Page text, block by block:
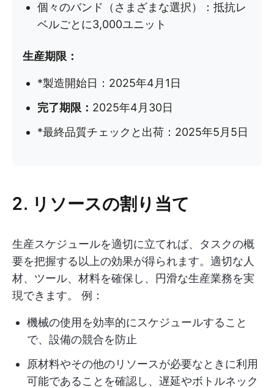
個々のバンド（さまざまな選択）：抵抗レ
ベルごとに3,000ユニット
生産期限：
*製造開始日：2025年4月1日
完了期限： 2025年4月30日
*最終品質チェックと出荷：2025年5月5日
2. リソースの割り当て
生産スケジュールを適切に立てれば、タスクの概
要を把握する以上の効果が得られます。適切な人
材、ツール、材料を確保し、円滑な生産業務を実
現できます。 例：
機械の使用を効率的にスケジュールすること
で、設備の競合を防止
原材料やその他のリソースが必要なときに利用
可能であることを確認し、遅延やボトルネック